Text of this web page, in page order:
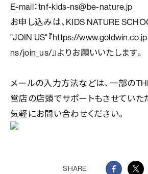
E-mail：tnf-kids-ns@be-nature.jp
お申し込みは、KIDS NATURE
"JOIN US"『https://
ns/join_us/』よりお願いいたします。
メールの入力方法などは、一部の
営店の店頭でサポートもさせていた
気軽にお問い合わせください。
SHARE